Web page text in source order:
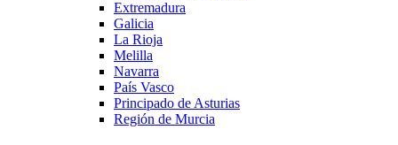
Extremadura
Galicia
La Rioja
Melilla
Navarra
País Vasco
Principado de Asturias
Región de Murcia